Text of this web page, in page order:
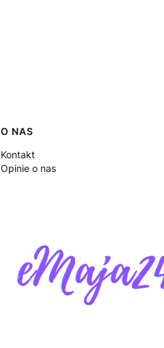
O NAS
Kontakt
Opinie o nas